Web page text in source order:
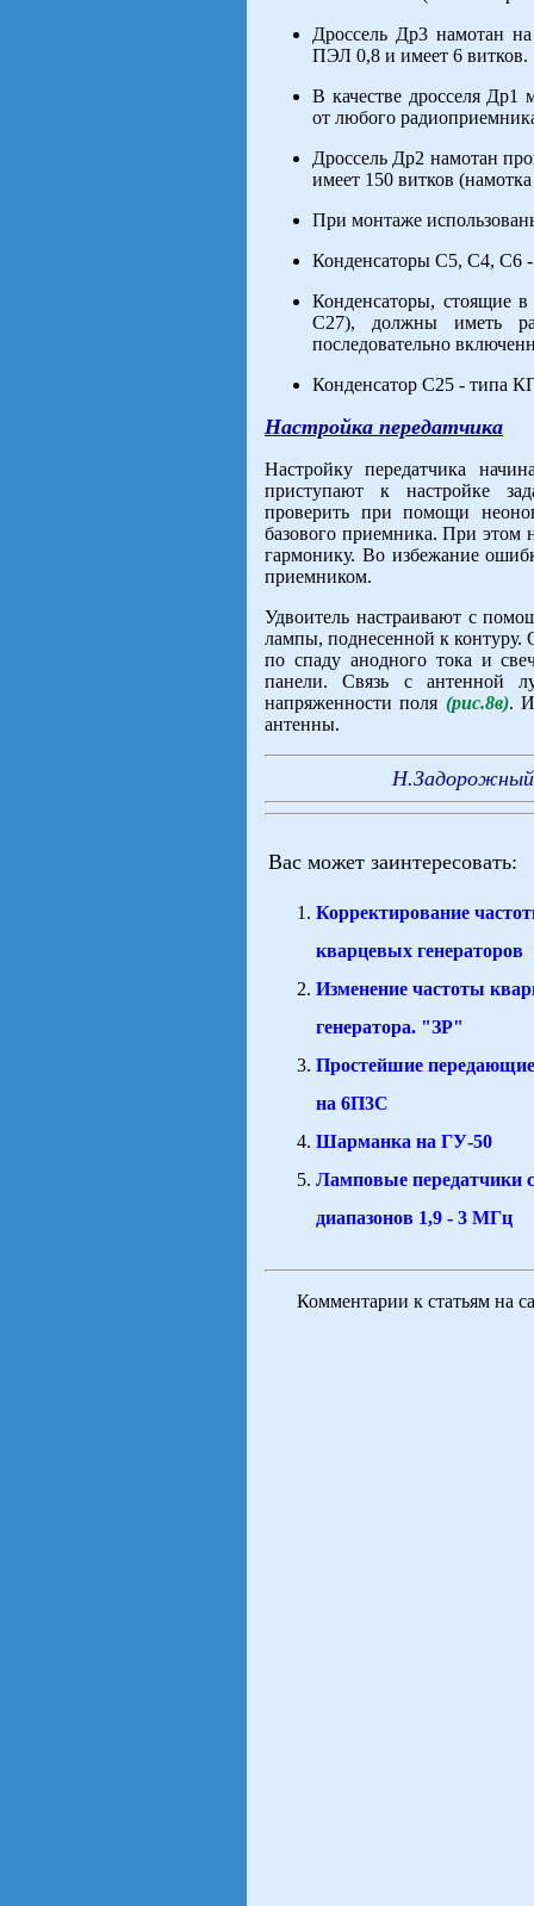
Дроссель Др3 намотан
ПЭЛ 0,8 и имеет 6 витков.
В качестве дросселя
от любого
Дроссель Др2 намотан
имеет 150 витков
При монтаже
Конденсаторы С5, С4, С6 -
Конденсаторы, стоящие
С27), должны иметь
последовательно
Конденсатор С25 - типа
Настройка передатчика
Настройку передатчика
приступают к настройке
проверить при помощи
базового приемника. При этом
гармонику. Во избежание
приемником.
Удвоитель настраивают с
лампы, поднесенной к контуру.
по спаду анодного тока и
панели. Связь с антенной
напряженности поля (рис.8в).
антенны.
Н.Задорожный
Вас может заинтересовать:
Корректирование
кварцевых генераторов
Изменение частоты
генератора. "ЗР"
Простейшие
на 6П3С
Шарманка на ГУ-50
Ламповые передатчики
диапазонов 1,9 - 3 МГц
Комментарии к статьям на